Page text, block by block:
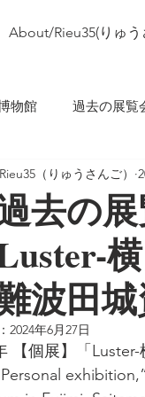
About/Rieu35(りゅう
物館 過去の展覧
過去の
Luster-
波田城
Rieu35（りゅうさんご）
2024年6月27日
【個展】「